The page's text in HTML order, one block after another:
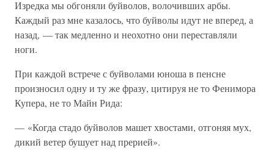
Изредка мы обгоняли буйволов, волочивших арбы.
Каждый раз мне казалось, что буйволы идут не вперед, а
назад, — так медленно и неохотно они переставляли
ноги.
При каждой встрече с буйволами юноша в пенсне
произносил одну и ту же фразу, цитируя не то Фенимора
Купера, не то Майн Рида:
— «Когда стадо буйволов машет хвостами, отгоняя мух,
дикий ветер бушует над прерией».